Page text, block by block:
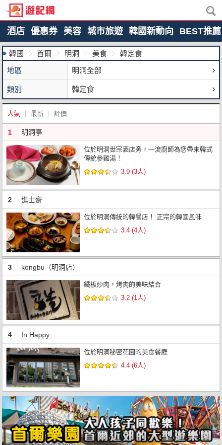
酒店 優惠券 美容 城市旅遊 韓國新動向 BEST推薦
韓國 首爾 明洞 美食
韓定食
地區
明洞全部
類別 韓定食
人氣 最新 評價
1 明洞亭
位於明洞世宗酒店旁，一流廚師為您帶來韓式
傳統參雞湯！
3.9 (3人)
2 進士齋
位於明洞傳統的韓餐店！ 正宗的韓國風味
3.4 (4人)
3 kongbu（明洞店）
鐵板炒肉，烤肉的美味結合
3.2 (1人)
4 In Happy
位於明洞秘密花園的美食餐廳
4.4 (6人)